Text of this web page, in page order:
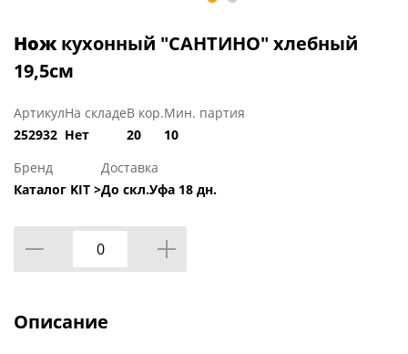
Нож кухонный "САНТИНО" хлебный
19,5см
Артикул
252932
На складе
Нет
В кор.
20
Мин. партия
10
Бренд
Каталог KIT >
Доставка
До скл.Уфа 18 дн.
Описание